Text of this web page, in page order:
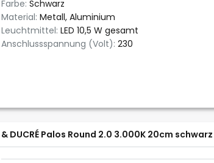
Farbe: Schwarz
Material: Metall, Aluminium
Leuchtmittel: LED 10,5 W gesamt
Anschlussspannung (Volt): 230
& DUCRÉ Palos Round 2.0 3.000K 20cm schwarz